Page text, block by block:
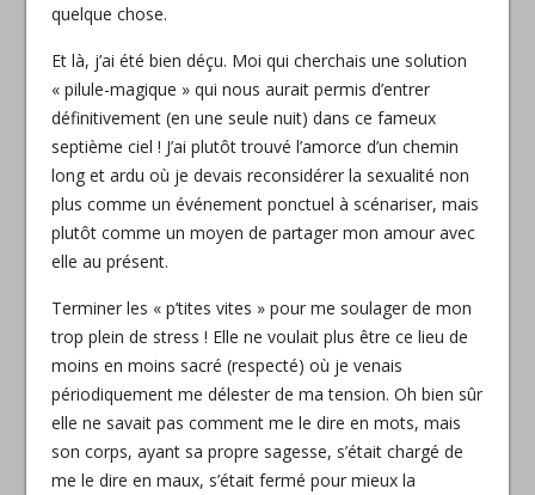
quelque chose.
Et là, j’ai été bien déçu. Moi qui cherchais une solution
« pilule-magique » qui nous aurait permis d’entrer
définitivement (en une seule nuit) dans ce fameux
septième ciel ! J’ai plutôt trouvé l’amorce d’un chemin
long et ardu où je devais reconsidérer la sexualité non
plus comme un événement ponctuel à scénariser, mais
plutôt comme un moyen de partager mon amour avec
elle au présent.
Terminer les « p’tites vites » pour me soulager de mon
trop plein de stress ! Elle ne voulait plus être ce lieu de
moins en moins sacré (respecté) où je venais
périodiquement me délester de ma tension. Oh bien sûr
elle ne savait pas comment me le dire en mots, mais
son corps, ayant sa propre sagesse, s’était chargé de
me le dire en maux, s’était fermé pour mieux la